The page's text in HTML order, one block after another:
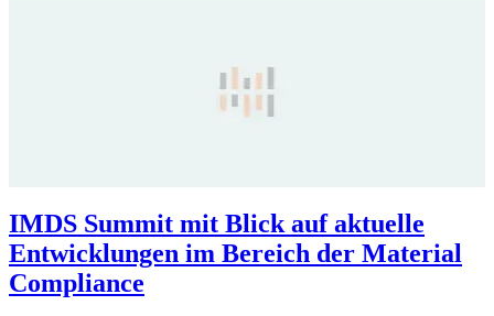
IMDS Summit mit Blick auf aktuelle
Entwicklungen im Bereich der Material
Compliance